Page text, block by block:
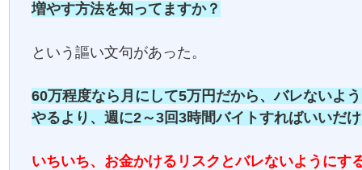
増やす方法を知ってますか？
という謳い文句があった。
60万程度なら月にして5万円だから、バレないよ
やるより、週に2～3回3時間バイトすればいいだ
いちいち、お金かけるリスクとバレないようにす